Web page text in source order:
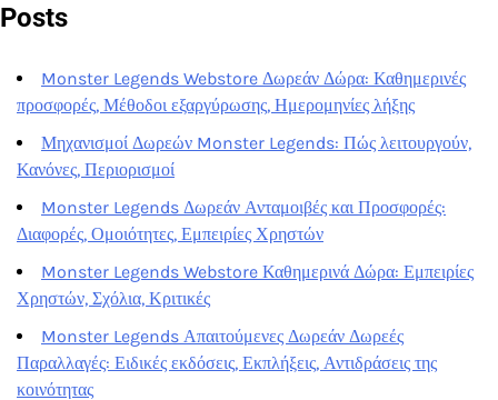
Posts
Monster Legends Webstore Δωρεάν Δώρα: Καθημερινές
προσφορές, Μέθοδοι εξαργύρωσης, Ημερομηνίες λήξης
Μηχανισμοί Δωρεών Monster Legends: Πώς λειτουργούν,
Κανόνες, Περιορισμοί
Monster Legends Δωρεάν Ανταμοιβές και Προσφορές:
Διαφορές, Ομοιότητες, Εμπειρίες Χρηστών
Monster Legends Webstore Καθημερινά Δώρα: Εμπειρίες
Χρηστών, Σχόλια, Κριτικές
Monster Legends Απαιτούμενες Δωρεάν Δωρεές
Παραλλαγές: Ειδικές εκδόσεις, Εκπλήξεις, Αντιδράσεις της
κοινότητας